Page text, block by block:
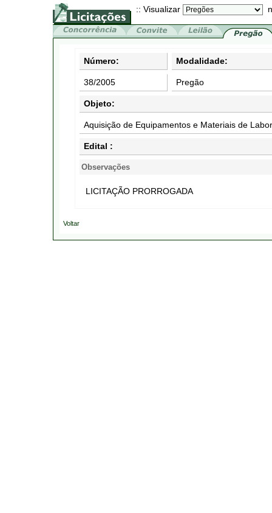
:: Visualizar
Número: Modalidade:
38/2005 Pregão
Objeto:
Aquisição de Equipamentos e Materiais de
Edital :
Observações
LICITAÇÃO PRORROGADA
Voltar